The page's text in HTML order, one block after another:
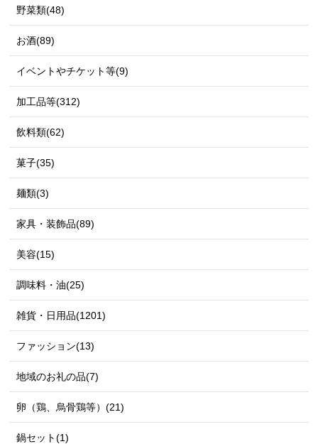
野菜類(48)
お酒(89)
イベントやチケット等(9)
加工品等(312)
飲料類(62)
菓子(35)
麺類(3)
家具・装飾品(89)
美容(15)
調味料・油(25)
雑貨・日用品(1201)
ファッション(13)
地域のお礼の品(7)
卵（鶏、烏骨鶏等）(21)
鍋セット(1)